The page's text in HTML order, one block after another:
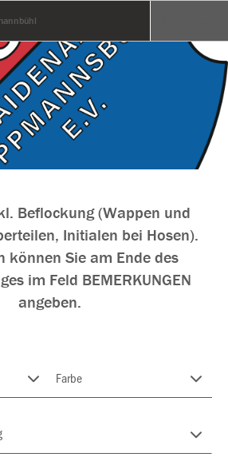
Beflockung (Wappen und
Initialen bei Hosen).
können Sie am Ende des
im Feld BEMERKUNGEN
angeben.
Farbe